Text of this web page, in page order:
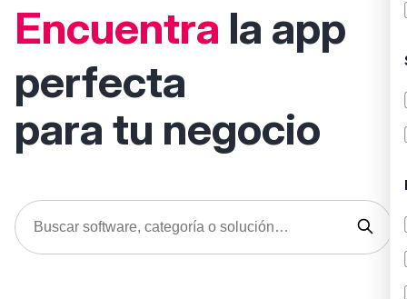
Encuentra la app
perfecta
para tu negocio